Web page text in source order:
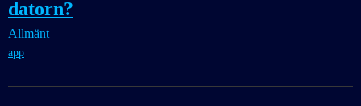
datorn?
Allmänt
app